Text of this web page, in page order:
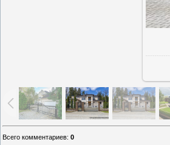
Всего комментариев: 0